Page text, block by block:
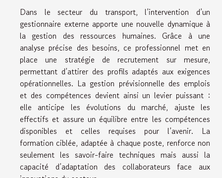
Dans le secteur du transport, l’intervention d’un
gestionnaire externe apporte une nouvelle dynamique à
la gestion des ressources humaines. Grâce à une
analyse précise des besoins, ce professionnel met en
place une stratégie de recrutement sur mesure,
permettant d’attirer des profils adaptés aux exigences
opérationnelles. La gestion prévisionnelle des emplois
et des compétences devient ainsi un levier puissant :
elle anticipe les évolutions du marché, ajuste les
effectifs et assure un équilibre entre les compétences
disponibles et celles requises pour l’avenir. La
formation ciblée, adaptée à chaque poste, renforce non
seulement les savoir-faire techniques mais aussi la
capacité d’adaptation des collaborateurs face aux